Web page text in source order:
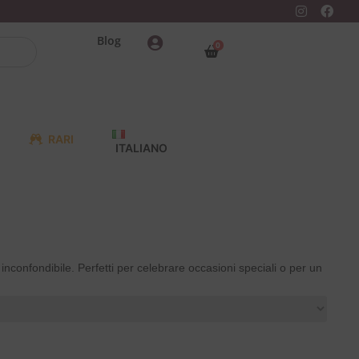
Blog 0
RARI
ITALIANO
Perfetti per celebrare occasioni speciali o per un